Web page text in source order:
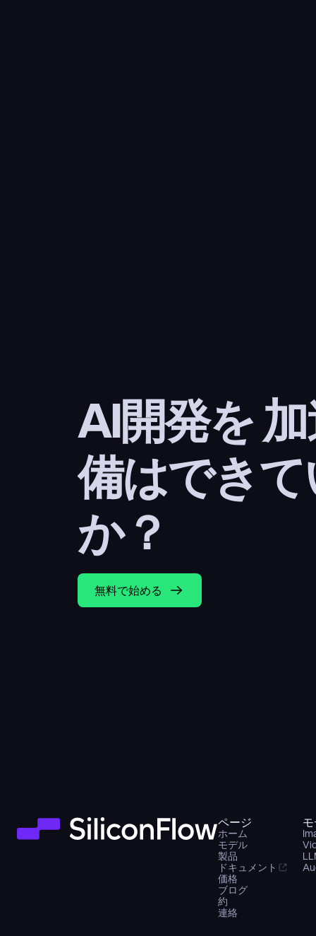
AI開発を
備はでき
か？
無料で始める
ページ
ホーム
モデル
製品
ドキュメント
価格
ブログ
約
連絡